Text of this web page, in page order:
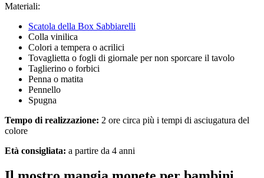
Materiali:
Scatola della Box Sabbiarelli
Colla vinilica
Colori a tempera o acrilici
Tovaglietta o fogli di giornale per non sporcare il tavolo
Taglierino o forbici
Penna o matita
Pennello
Spugna
Tempo di realizzazione: 2 ore circa più i tempi di asciugatura del
colore
Età consigliata: a partire da 4 anni